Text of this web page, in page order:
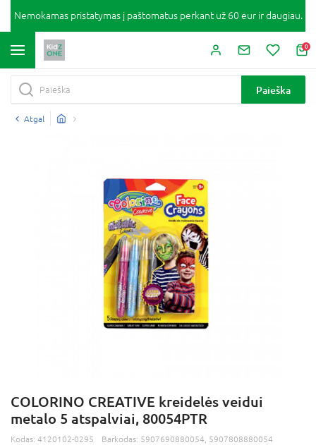
Nemokamas pristatymas į paštomatus perkant už 60 eur ir daugiau.
0
Paieška
Atgal
COLORINO CREATIVE kreidelės veidui
metalo 5 atspalviai, 80054PTR
Kodas: 4120102-0295 Barkodas: 5907690880054, 5907808880054